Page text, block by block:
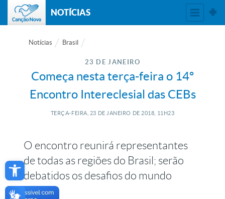
Open toolbar
NOTÍCIAS
Notícias Brasil
23 DE JANEIRO
Começa nesta terça-feira o 14º
Encontro Intereclesial das CEBs
TERÇA-FEIRA, 23 DE JANEIRO DE 2018, 11H23
O encontro reunirá representantes
de todas as regiões do Brasil; serão
debatidos os desafios do mundo
urbano